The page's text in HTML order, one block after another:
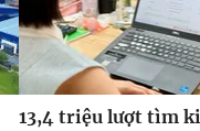
13,4 triệu lượt tìm